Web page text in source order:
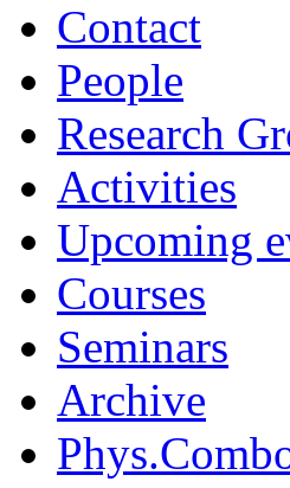
Contact
People
Research
Activities
Upcoming
Courses
Seminars
Archive